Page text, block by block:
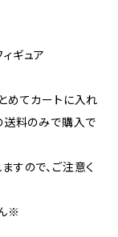
ィギュア
めてカートに入れ
送料のみで購入で
すので、ご注意く
※